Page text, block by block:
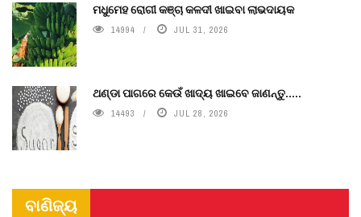
ମଧୁମେହ ରୋଗୀ କଞ୍ଚା କଳଦୀ ଖାଇବା ଲାଭଦାୟକ
14994 JUL 31, 2026
ଥଣ୍ଡା ପାଗରେ କେଉଁ ଖାଦ୍ୟ ଖାଇବେ ଜାଣନ୍ତୁ.....
14493 JUL 28, 2026
ବାଣିଜ୍ୟ